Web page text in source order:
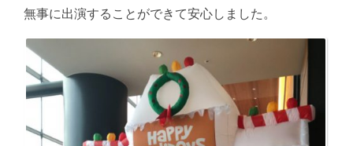
無事に出演することができて安心しました。